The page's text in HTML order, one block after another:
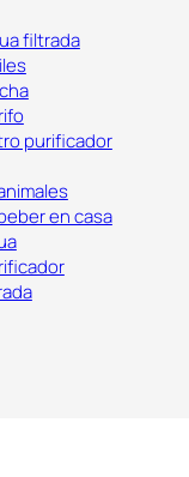
filtrada
purificador
en casa
Lavable
para